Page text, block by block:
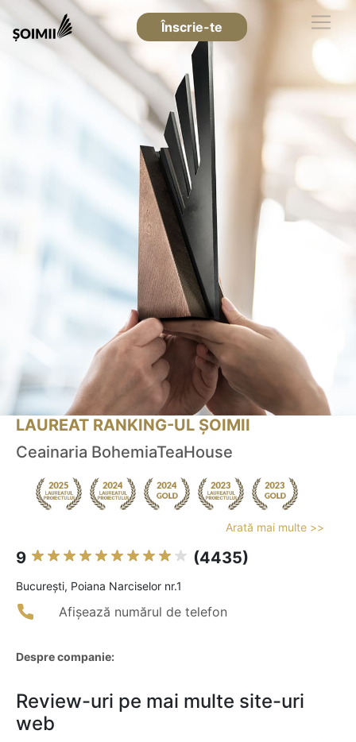
Înscrie-te
LAUREAT RANKING-UL ȘOIMII
Ceainaria BohemiaTeaHouse
Arată mai multe >>
9 (4435)
Bucureşti, Poiana Narciselor nr.1
Afișează numărul de telefon
Despre companie:
Review-uri pe mai multe site-uri
web